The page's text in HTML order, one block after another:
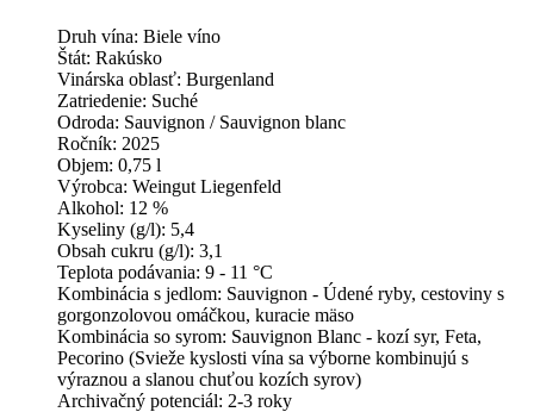
Druh vína: Biele víno
Štát: Rakúsko
Vinárska oblasť: Burgenland
Zatriedenie: Suché
Odroda: Sauvignon / Sauvignon blanc
Ročník: 2025
Objem: 0,75 l
Výrobca: Weingut Liegenfeld
Alkohol: 12 %
Kyseliny (g/l): 5,4
Obsah cukru (g/l): 3,1
Teplota podávania: 9 - 11 °C
Kombinácia s jedlom: Sauvignon - Údené ryby, cestoviny s
gorgonzolovou omáčkou, kuracie mäso
Kombinácia so syrom: Sauvignon Blanc - kozí syr, Feta,
Pecorino (Svieže kyslosti vína sa výborne kombinujú s
výraznou a slanou chuťou kozích syrov)
Archivačný potenciál: 2-3 roky